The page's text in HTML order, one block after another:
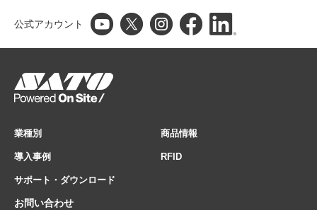
公式アカウント
業種別 商品情報
導入事例 RFID
サポート・ダウンロード
お問い合わせ